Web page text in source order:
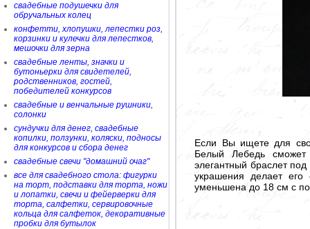
свадебные подушечки для
обручальных колец
конфетти, хлопушки, лепестки роз,
корзинки и кулечки для лепестков,
мешочки для зерна
свадебные ленты, значки и
бутоньерки для свидетелей,
родственников, гостей,
победителей конкурсов
свадебные и венчальные рушники,
солонки
сундучки для денег, свадебные
копилки, ползунки, коляски, подносы
для конкурсов и сбора денег
свадебные свечи "домашний очаг"
все для свадебного стола: фигурки
на торт, подставки для торта, ножи
и лопатки, свечи и фейерверки для
торта, салфетки, сервировочные
кольца для салфеток, декоративные
пробки для бутылок
Если Вы ищете для
Белый Лебедь сможет
элегантный браслет
украшения делает
уменьшена до 18 см с